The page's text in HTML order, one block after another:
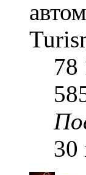
78
30